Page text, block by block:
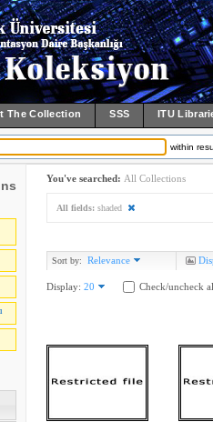
The Collection SSS ITU
within
You've searched: All Collections
All fields: shaded
Sort by: Relevance
Display: 20 Check/uncheck